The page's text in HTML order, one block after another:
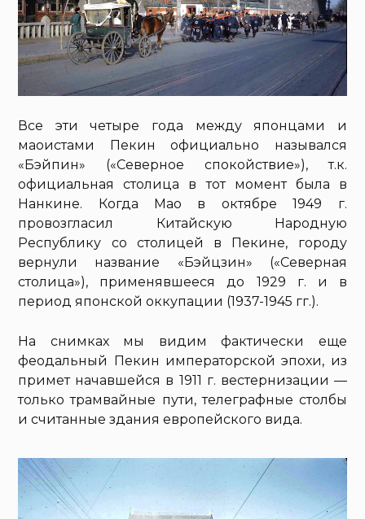
Все эти четыре года между японцами и
маоистами Пекин официально назывался
«Бэйпин» («Северное спокойствие»), т.к.
официальная столица в тот момент была в
Нанкине. Когда Мао в октябре 1949 г.
провозгласил Китайскую Народную
Республику со столицей в Пекине, городу
вернули название «Бэйцзин» («Северная
столица»), применявшееся до 1929 г. и в
период японской оккупации (1937-1945 гг.).
На снимках мы видим фактически еще
феодальный Пекин императорской эпохи, из
примет начавшейся в 1911 г. вестернизации —
только трамвайные пути, телеграфные столбы
и считанные здания европейского вида.